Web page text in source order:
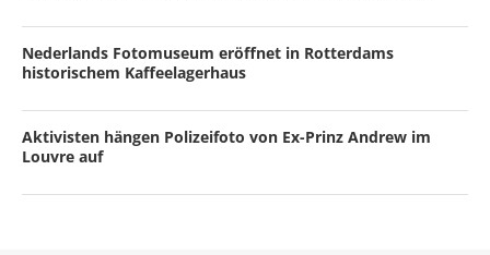
Nederlands Fotomuseum eröffnet in Rotterdams
historischem Kaffeelagerhaus
Aktivisten hängen Polizeifoto von Ex-Prinz Andrew im
Louvre auf